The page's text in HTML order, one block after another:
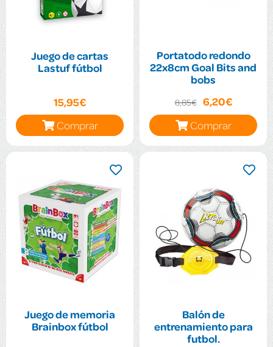
Juego de cartas
Lastuf fútbol
15,95€
Comprar
Portatodo redondo
22x8cm Goal Bits and
bobs
8,85€
6,20€
Comprar
Juego de memoria
Brainbox fútbol
Balón de
entrenamiento para
futbol.